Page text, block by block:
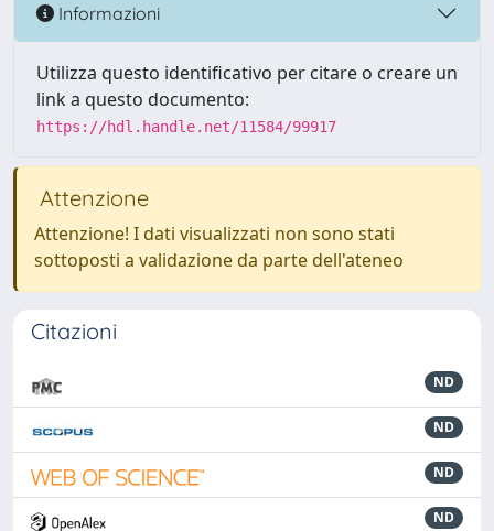
Informazioni
Utilizza questo identificativo per citare o creare un
link a questo documento:
https://hdl.handle.net/11584/99917
Attenzione
Attenzione! I dati visualizzati non sono stati
sottoposti a validazione da parte dell'ateneo
Citazioni
ND
ND
ND
ND